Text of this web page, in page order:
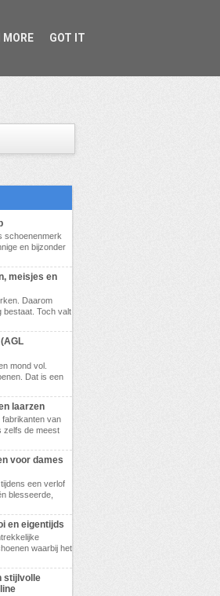
schoenenmerk
en bijzonder
meisjes en
Daarom
bestaat. Toch valt
mond vol.
Dat is een
laarzen
van
zelfs de meest
voor dames
een verlof
blesseerde,
en eigentijds
waarbij het
stijlvolle
MORE GOT IT